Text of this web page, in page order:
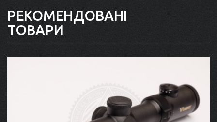
РЕКОМЕНДОВАНІ
ТОВАРИ